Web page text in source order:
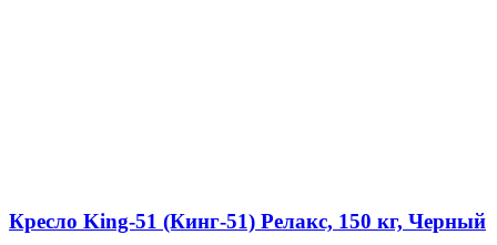
Кресло King-51 (Кинг-51) Релакс, 150 кг, Черный